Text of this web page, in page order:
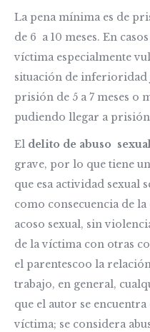
La pena mínima es de
de 6 a 10 meses. En
víctima especialmente
situación de inferioridad
prisión de 5 a 7 meses o
pudiendo llegar a prisión
El delito de abuso
grave, por lo que tiene
que esa actividad sexual
como consecuencia de
acoso sexual, sin
de la víctima con otras
el parentescoo la
trabajo, en general,
que el autor se
víctima; se considera